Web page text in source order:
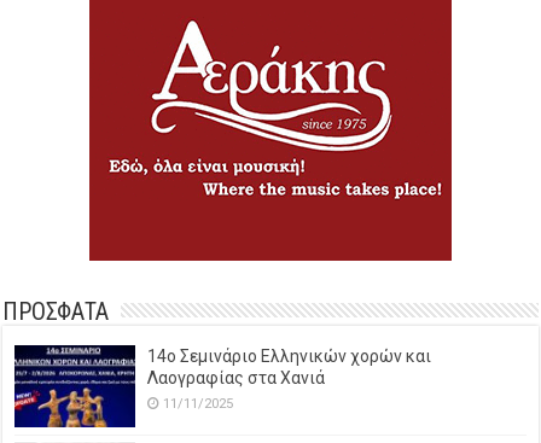
ΠΡΟΣΦΑΤΑ
14o Σεμινάριο Ελληνικών χορών και
Λαογραφίας στα Χανιά
11/11/2025